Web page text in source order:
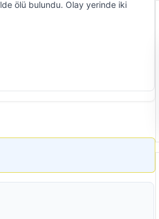
ölü bulundu. Olay yerinde iki